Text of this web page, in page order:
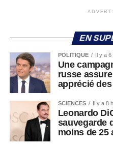
EN
POLITIQUE Il y a 6
Une
russe
apprécié
SCIENCES Il y a 8
Leonardo
sauvegarde
moins de 25